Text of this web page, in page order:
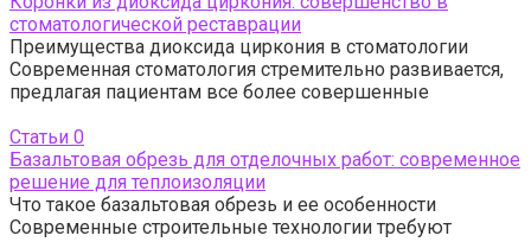
стоматологической реставрации
Преимущества диоксида циркония в стоматологии
Современная стоматология стремительно развивается,
предлагая пациентам все более совершенные
Статьи 0
Базальтовая обрезь для отделочных работ: современное
решение для теплоизоляции
Что такое базальтовая обрезь и ее особенности
Современные строительные технологии требуют